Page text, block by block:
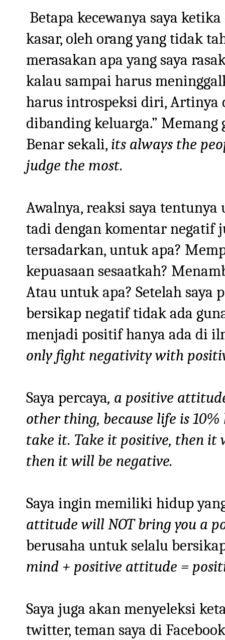
Betapa kecewanya saya
kasar, oleh orang yang tidak
merasakan apa yang saya
kalau sampai harus
harus introspeksi diri, Artinya
dibanding keluarga.”
Benar sekali, its always the
judge the most.
Awalnya, reaksi saya
tadi dengan komentar negatif
tersadarkan, untuk apa?
kepuasaan sesaatkah?
Atau untuk apa? Setelah saya
bersikap negatif tidak ada
menjadi positif hanya ada di
only fight negativity with
Saya percaya, a positive
other thing, because life is
take it. Take it positive, then it
then it will be negative.
Saya ingin memiliki hidup
attitude will NOT bring you a
berusaha untuk selalu
mind + positive attitude =
Saya juga akan menyeleksi
twitter, teman saya di